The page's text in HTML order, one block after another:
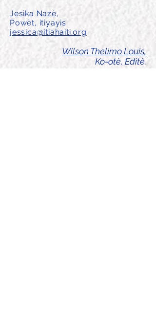
Jesika Nazè,
Powèt, itiyayis
jessica@itiahaiti.org
Wilson Thelimo Louis,
Ko-otè, Editè.